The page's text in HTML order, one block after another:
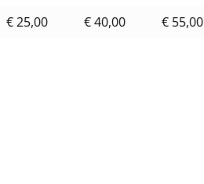
€ 25,00 € 40,00 € 55,00